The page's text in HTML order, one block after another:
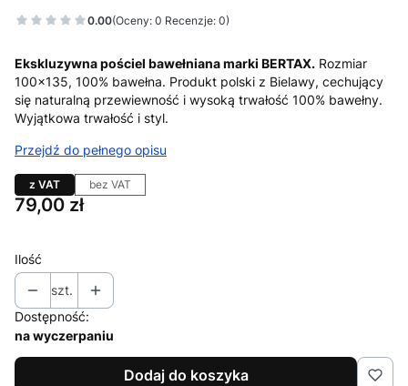
0.00(Oceny: 0 Recenzje: 0)
Ekskluzywna pościel bawełniana marki BERTAX. Rozmiar
100x135, 100% bawełna. Produkt polski z Bielawy, cechujący
się naturalną przewiewność i wysoką trwałość 100% bawełny.
Wyjątkowa trwałość i styl.
Przejdź do pełnego opisu
z VAT bez VAT
Cena
79,00 zł
Ilość
szt.
Dostępność:
na wyczerpaniu
Dodaj do koszyka